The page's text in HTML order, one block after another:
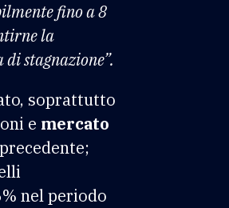
fino a 8
la
stagnazione”.
soprattutto
e mercato
nel periodo